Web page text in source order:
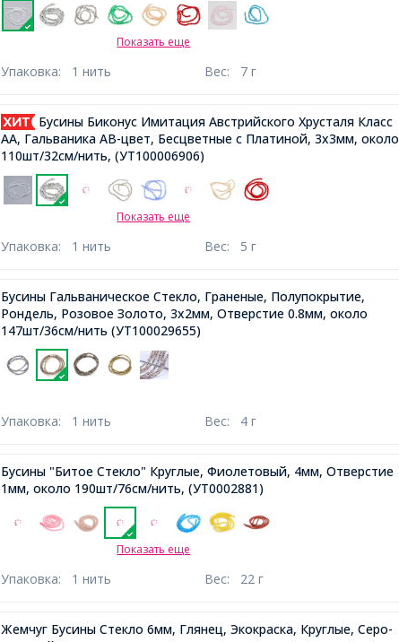
Показать еще
Упаковка: 1 нить Вес: 7 г
Бусины Биконус Имитация Австрийского Хрусталя Класс
АА, Гальваника АВ-цвет, Бесцветные с Платиной, 3х3мм, около
110шт/32см/нить, (УТ100006906)
Показать еще
Упаковка: 1 нить Вес: 5 г
Бусины Гальваническое Стекло, Граненые, Полупокрытие,
Рондель, Розовое Золото, 3х2мм, Отверстие 0.8мм, около
147шт/36см/нить (УТ100029655)
Упаковка: 1 нить Вес: 4 г
Бусины "Битое Стекло" Круглые, Фиолетовый, 4мм, Отверстие
1мм, около 190шт/76см/нить, (УТ0002881)
Показать еще
Упаковка: 1 нить Вес: 22 г
Жемчуг Бусины Стекло 6мм, Глянец, Экокраска, Круглые, Серо-